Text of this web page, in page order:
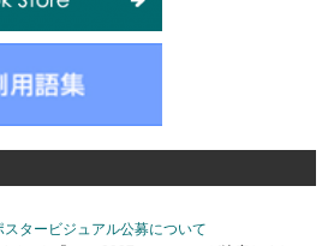
タービジュアル公募について